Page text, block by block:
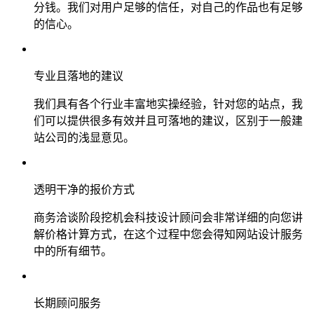
分钱。我们对用户足够的信任，对自己的作品也有足够
的信心。
专业且落地的建议
我们具有各个行业丰富地实操经验，针对您的站点，我
们可以提供很多有效并且可落地的建议，区别于一般建
站公司的浅显意见。
透明干净的报价方式
商务洽谈阶段挖机会科技设计顾问会非常详细的向您讲
解价格计算方式，在这个过程中您会得知网站设计服务
中的所有细节。
长期顾问服务